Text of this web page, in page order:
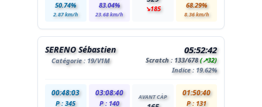
50.74%
2.87 km/h
83.04%
23.68 km/h
↘185
68.29%
8.36 km/h
SERENO Sébastien
Catégorie : 19/V1M
05:52:42
Scratch : 133/678(↗32)
Indice : 19.62%
00:48:03
P : 345
03:08:40
P : 140
AVANT CÀP 01:50:40
P : 131